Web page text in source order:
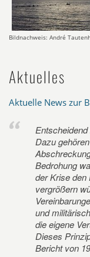
Bildnachweis: André
Aktuelles
Aktuelle News zur
Dazu
Bedrohung
der Krise
vergrößern
und
die eigene
Dieses
Bericht von